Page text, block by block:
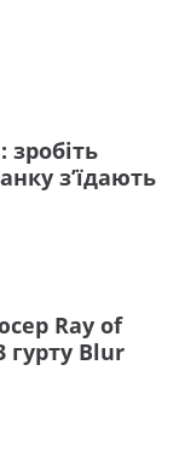
з’їдають
Ray of
Blur